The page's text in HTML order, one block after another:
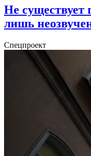
Не существует
лишь
Спецпроект